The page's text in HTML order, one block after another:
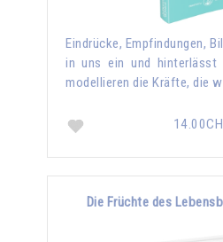
Eindrücke, Empfindungen,
in uns ein und hinterlässt
modellieren die Kräfte, die
Die Früchte des